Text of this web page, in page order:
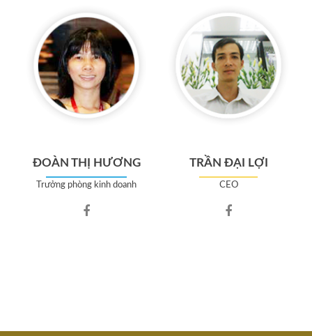
Hoàng
Hải
Minh
Trung
ĐOÀN THỊ HƯƠNG
Trưởng phòng kinh doanh
Facebook
TRẦN ĐẠI LỢI
CEO
Facebook